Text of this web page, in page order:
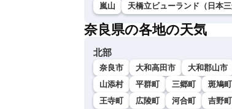
嵐山
天橋立ビューランド（日本三
奈良県の各地の天気
北部
奈良市 大和高田市 大和郡山市
山添村
平群町 三郷町 斑鳩町
王寺町
広陵町 河合町 吉野町